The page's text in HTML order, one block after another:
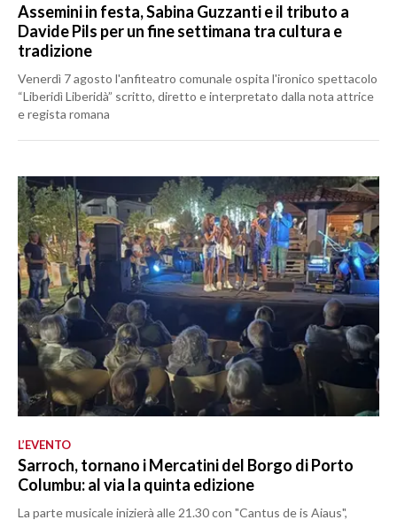
Assemini in festa, Sabina Guzzanti e il tributo a
Davide Pils per un fine settimana tra cultura e
tradizione
Venerdì 7 agosto l'anfiteatro comunale ospita l'ironico spettacolo
“Liberidì Liberidà” scritto, diretto e interpretato dalla nota attrice
e regista romana
L’EVENTO
Sarroch, tornano i Mercatini del Borgo di Porto
Columbu: al via la quinta edizione
La parte musicale inizierà alle 21.30 con "Cantus de is Aiaus",